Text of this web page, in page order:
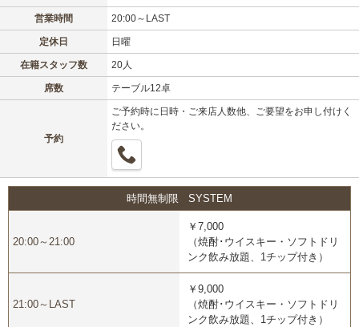
営業時間 20:00～LAST
定休日 日曜
在籍スタッフ数 20人
席数 テーブル12卓
予約
ご予約時に日時・ご来店人数他、ご要望をお申し付けく
ださい。
時間無制限 SYSTEM
20:00～21:00
￥7,000
（焼酎･ウイスキー・ソフトドリ
ンク飲み放題、1チップ付き）
21:00～LAST
￥9,000
（焼酎･ウイスキー・ソフトドリ
ンク飲み放題、1チップ付き）
新規会員登録
中四国 九州
沖縄 全国TOP